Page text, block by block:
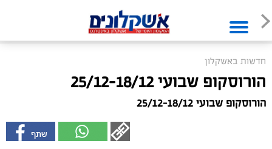
חדשות באשקלון
הורוסקופ שבועי 25/12-18/12
הורוסקופ שבועי 25/12-18/12